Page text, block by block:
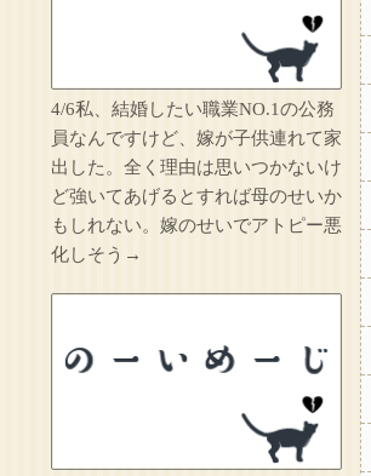
4/6私、結婚したい職業NO.1の公務
員なんですけど、嫁が子供連れて家
出した。全く理由は思いつかないけ
ど強いてあげるとすれば母のせいか
もしれない。嫁のせいでアトピー悪
化しそう→